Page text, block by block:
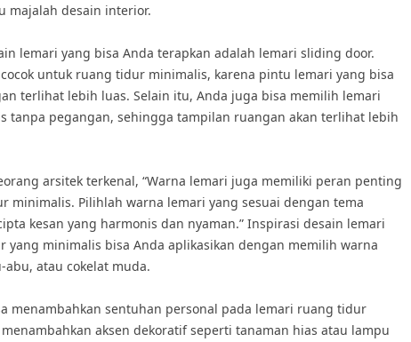
majalah desain interior.
lemari yang bisa Anda terapkan adalah lemari sliding door.
untuk ruang tidur minimalis, karena pintu lemari yang bisa
terlihat lebih luas. Selain itu, Anda juga bisa memilih lemari
tanpa pegangan, sehingga tampilan ruangan akan terlihat lebih
arsitek terkenal, “Warna lemari juga memiliki peran penting
minimalis. Pilihlah warna lemari yang sesuai dengan tema
kesan yang harmonis dan nyaman.” Inspirasi desain lemari
minimalis bisa Anda aplikasikan dengan memilih warna
atau cokelat muda.
menambahkan sentuhan personal pada lemari ruang tidur
aksen dekoratif seperti tanaman hias atau lampu